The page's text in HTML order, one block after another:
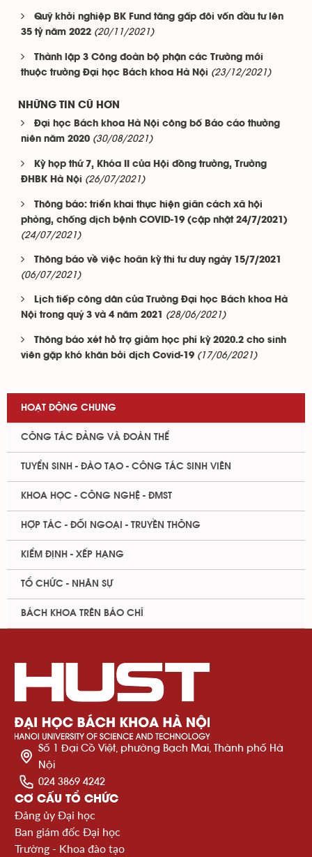
Quỹ khởi nghiệp BK Fund tăng gấp đôi vốn đầu tư lên
35 tỷ năm 2022 (20/11/2021)
Thành lập 3 Công đoàn bộ phận các Trường mới
thuộc trường Đại học Bách khoa Hà Nội (23/12/2021)
NHỮNG TIN CŨ HƠN
Đại học Bách khoa Hà Nội công bố Báo cáo thường
niên năm 2020 (30/08/2021)
Kỳ họp thứ 7, Khóa II của Hội đồng trường, Trường
ĐHBK Hà Nội (26/07/2021)
Thông báo: triển khai thực hiện giãn cách xã hội
phòng, chống dịch bệnh COVID-19 (cập nhật 24/7/2021)
(24/07/2021)
Thông báo về việc hoãn kỳ thi tư duy ngày 15/7/2021
(06/07/2021)
Lịch tiếp công dân của Trường Đại học Bách khoa Hà
Nội trong quý 3 và 4 năm 2021
(28/06/2021)
Thông báo xét hỗ trợ giảm học phí kỳ 2020.2 cho sinh
viên gặp khó khăn bởi dịch Covid-19 (17/06/2021)
HOẠT ĐỘNG CHUNG
CÔNG TÁC ĐẢNG VÀ ĐOÀN THỂ
TUYỂN SINH - ĐÀO TẠO - CÔNG TÁC SINH VIÊN
KHOA HỌC - CÔNG NGHỆ - ĐMST
HỢP TÁC - ĐỐI NGOẠI - TRUYỀN THÔNG
KIỂM ĐỊNH - XẾP HẠNG
TỔ CHỨC - NHÂN SỰ
BÁCH KHOA TRÊN BÁO CHÍ
Số 1 Đại Cồ Việt, phường Bạch Mai, Thành phố Hà
Nội
024 3869 4242
CƠ CẤU TỔ CHỨC
Đảng ủy Đại học
Ban giám đốc Đại học
Trường - Khoa đào tạo